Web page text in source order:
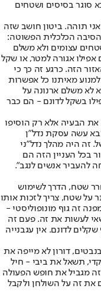
סוגר בסיסים ושטחים
תוהה. ביטון חושב שזה
הסיבה הכלכלית הפשוטה:
עצומים ולא משלם
אגורה למטר, או שקל
הזה. כרגע זה כך כי
מאיתנו כל אפשרות
לא משלם ארנונה על
בשקל לדונם - הם כבר
הבעיה אלא רק הוסיפו
עשה עסקת נדל"ן
זה היה מהלך נדל"ני
בכל העניין הזה הם
להעביר אנשים לנגב".
שטח, הדרך לשימוש
על שטח, צריך לזכות אותו
זה גוף מונופוליסטי -
לעשות את זה. פעם זה
שקלים לדונם. כיום זה עולה 15 אלף שקלים לדונם. אין עגבנייה
דורון לא מייפה את
תשאל את ביבי - חיל
מגביל את חופש הפעולה
את זה על השולחן ולקבל